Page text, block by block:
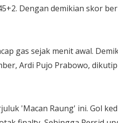
Dengan demikian skor
gas sejak menit awal.
Ardi Pujo Prabowo,
'Macan Raung' ini. Gol